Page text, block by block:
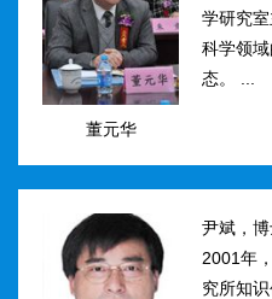
董元华
学研究
科学领
态。 ...
尹斌，博
2001年
究所知